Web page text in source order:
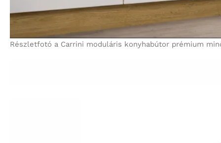
Részletfotó a Carrini moduláris konyhabútor prémium